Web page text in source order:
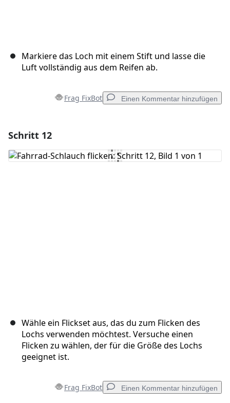
Markiere das Loch mit einem Stift und lasse die
Luft vollständig aus dem Reifen ab.
Frag FixBot Einen Kommentar hinzufügen
Kommentar hinzufügen
Schritt 12
Wähle ein Flickset aus, das du zum Flicken des
Lochs verwenden möchtest. Versuche einen
Flicken zu wählen, der für die Größe des Lochs
geeignet ist.
Frag FixBot Einen Kommentar hinzufügen